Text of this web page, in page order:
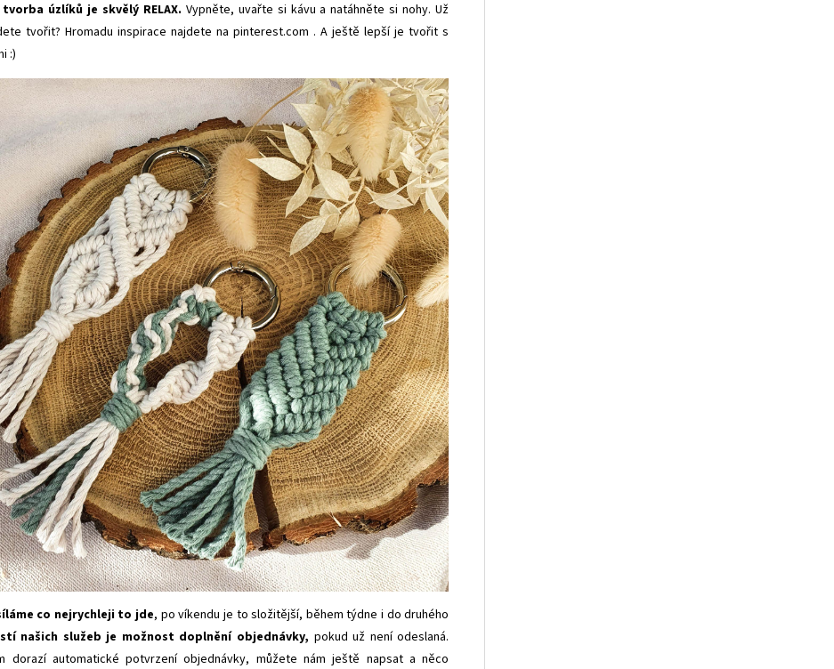
úzlíků je skvělý RELAX. Vypněte, uvařte si kávu anatáhněte si nohy. Už
tvořit? Hromadu inspirace najdete napinterest.com . A ještě lepší je tvořit s
:)
co nejrychleji to jde, po víkendu je to složitější, během týdne i do druhého
našich služeb je možnost doplnění objednávky, pokud už není odeslaná.
dorazí automatické potvrzení objednávky, můžete nám ještě napsat a něco